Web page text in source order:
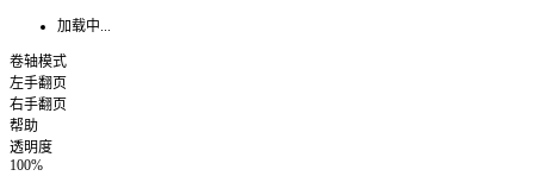
加载中...
卷轴模式
左手翻页
右手翻页
帮助
透明度
100%